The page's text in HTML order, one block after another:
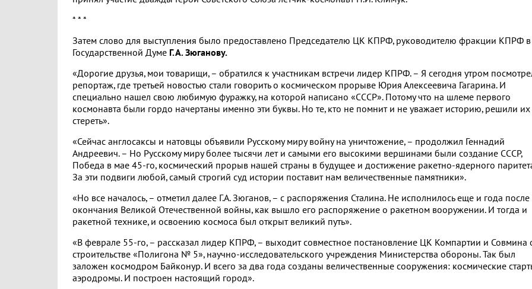
* * *
Затем слово для выступления было предоставлено Председателю ЦК КПРФ, руководителю фракции КПРФ в
Государственной Думе Г.А. Зюганову.
«Дорогие друзья, мои товарищи, – обратился к участникам встречи лидер КПРФ. – Я сегодня утром
репортаж, где третьей новостью стали говорить о космическом прорыве Юрия Алексеевича Гагарина. И
специально нашел свою любимую фуражку, на которой написано «СССР». Потому что на шлеме первого
космонавта были гордо начертаны именно эти буквы. Но те, кто не помнит и не уважает историю, решили их
стереть».
«Сейчас англосаксы и натовцы объявили Русскому миру войну на уничтожение, – продолжил Геннадий
Андреевич. – Но Русскому миру более тысячи лет и самыми его высокими вершинами были создание СССР,
Победа в мае 45-го, космический прорыв нашей страны в будущее и достижение ракетно-ядерного
За эти подвиги любой, самый строгий суд истории поставит нам величественные памятники».
«Но все началось, – отметил далее Г.А. Зюганов, – с распоряжения Сталина. Не исполнилось еще и года после
окончания Великой Отечественной войны, как вышло его распоряжение о ракетном вооружении. И тогда и
ракетной технике, и освоению космоса был открыт великий путь».
«В феврале 55-го, – рассказал лидер КПРФ, – выходит совместное постановление ЦК Компартии и Совмина
строительстве «Полигона № 5», научно-исследовательского учреждения Министерства обороны. Так был
заложен космодром Байконур. И всего за два года созданы величественные сооружения: космические
аэродромы. И построен настоящий город».